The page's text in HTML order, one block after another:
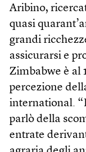
Aribino,
quasi
grandi
assicurarsi e
Zimbabwe è al
percezione
international.
parlò della
entrate